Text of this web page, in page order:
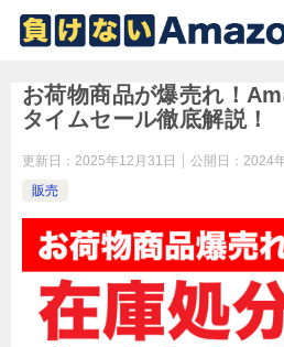
お荷物商品が爆売れ！
タイムセール徹底解説！
更新日： 2025年12月31日 公開日： 2024
販売